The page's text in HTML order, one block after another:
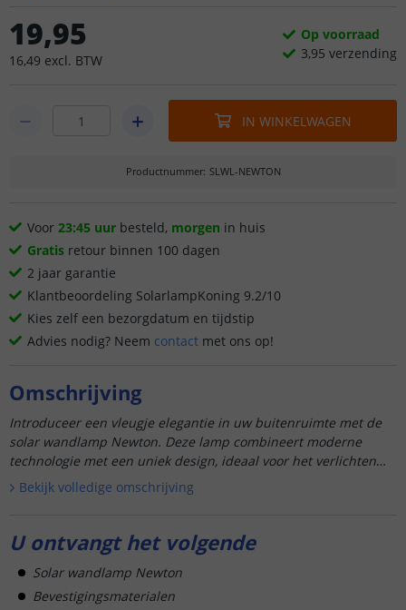
19,95
16,49 excl. BTW
Op voorraad
3,95 verzending
IN WINKELWAGEN
Productnummer: SLWL-NEWTON
Voor 23:45 uur besteld, morgen in huis
Gratis retour binnen 100 dagen
2 jaar garantie
Klantbeoordeling SolarlampKoning 9.2/10
Kies zelf een bezorgdatum en tijdstip
Advies nodig? Neem contact met ons op!
Omschrijving
Introduceer een vleugje elegantie in uw buitenruimte met de
solar wandlamp Newton. Deze lamp combineert moderne
technologie met een uniek design, ideaal voor het verlichten
van o.a. ...
Bekijk volledige omschrijving
U ontvangt het volgende
Solar wandlamp Newton
Bevestigingsmaterialen